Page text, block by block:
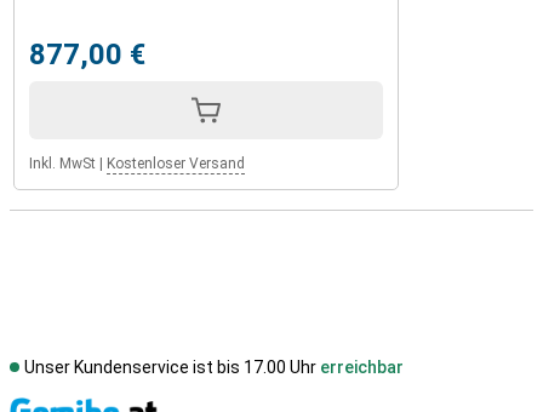
877,00 €
Inkl. MwSt Kostenloser Versand
Unser Kundenservice ist bis 17.00 Uhr erreichbar